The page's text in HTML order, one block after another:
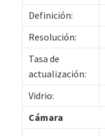
Definición:
Resolución:
Tasa de
actualización:
Vidrio:
Cámara